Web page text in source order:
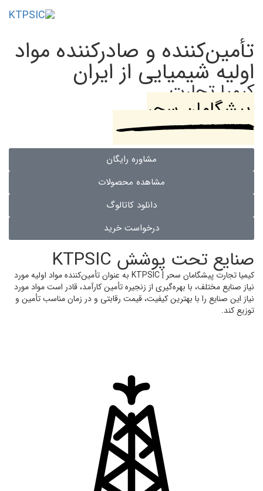
تأمین‌کننده و صادرکننده مواد
اولیه شیمیایی از ایران
کیمیا تجارت
پیشگامان سحر
مشاوره رایگان
مشاهده محصولات
دانلود کاتالوگ
درخواست خرید
صنایع تحت پوشش KTPSIC
کیمیا تجارت پیشگامان سحر | KTPSIC به عنوان تأمین‌کننده مواد اولیه مورد
نیاز صنایع مختلف، با بهره‌گیری از زنجیره تأمین کارآمد، قادر است مواد مورد
نیاز این صنایع را با بهترین کیفیت، قیمت رقابتی و در زمان مناسب تأمین و
توزیع کند.